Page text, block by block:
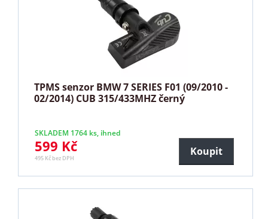
TPMS senzor BMW 7 SERIES F01 (09/2010 -
02/2014) CUB 315/433MHZ černý
SKLADEM 1764 ks, ihned
599 Kč
495 Kč bez DPH
Koupit